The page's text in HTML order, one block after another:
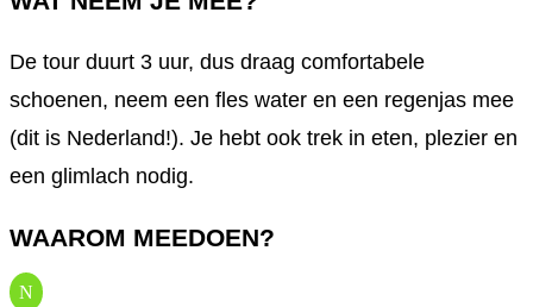
De tour duurt 3 uur, dus draag comfortabele
schoenen, neem een fles water en een regenjas mee
(dit is Nederland!). Je hebt ook trek in eten, plezier en
een glimlach nodig.
WAAROM MEEDOEN?
N